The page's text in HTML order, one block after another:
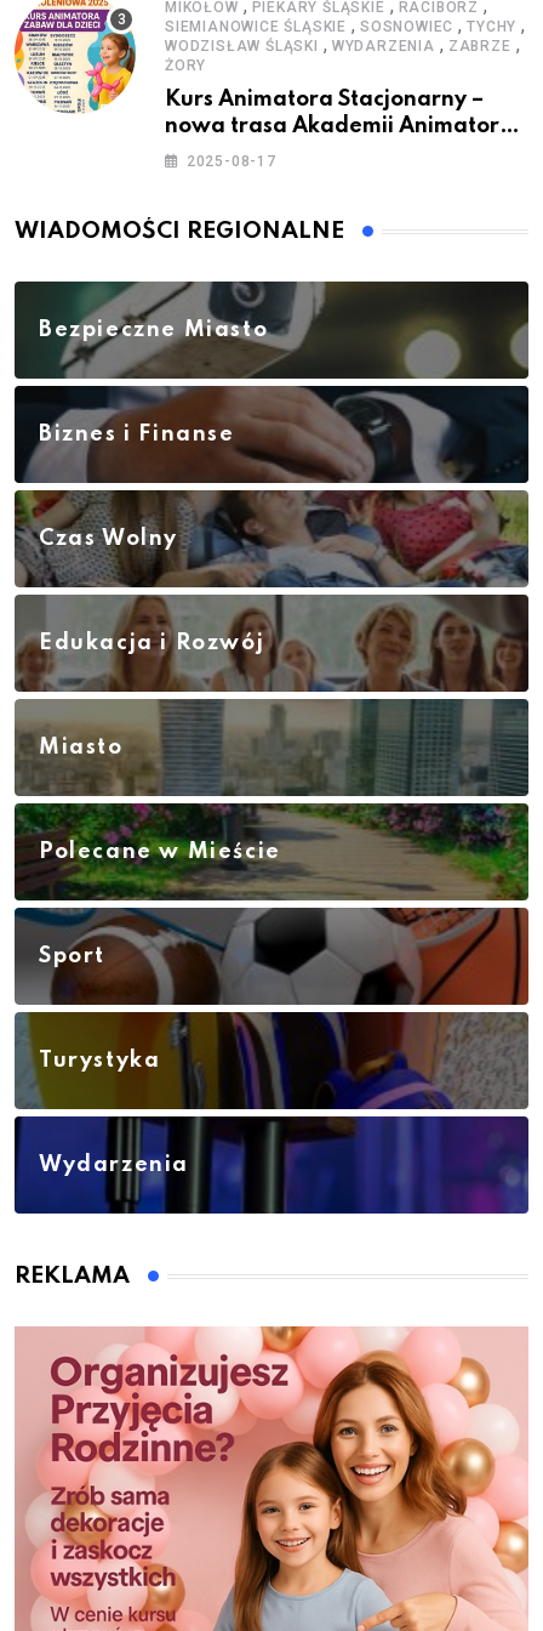
MIKOŁÓW , PIEKARY ŚLĄSKIE , RACIBÓRZ ,
SIEMIANOWICE ŚLĄSKIE ,SOSNOWIEC ,TYCHY ,
WODZISŁAW ŚLĄSKI , WYDARZENIA , ZABRZE ,
ŻORY
Kurs Animatora Stacjonarny –
nowa trasa Akademii Animatora
– jesień 2025
2025-08-17
WIADOMOŚCI REGIONALNE
Bezpieczne Miasto
Biznes i Finanse
Czas Wolny
Edukacja i Rozwój
Miasto
Polecane w Mieście
Sport
Turystyka
Wydarzenia
REKLAMA